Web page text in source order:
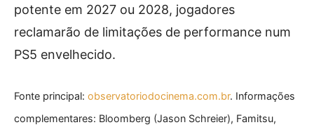
potente em 2027 ou 2028, jogadores
reclamarão de limitações de performance num
PS5 envelhecido.
Fonte principal: observatoriodocinema.com.br. Informações
complementares: Bloomberg (Jason Schreier), Famitsu,